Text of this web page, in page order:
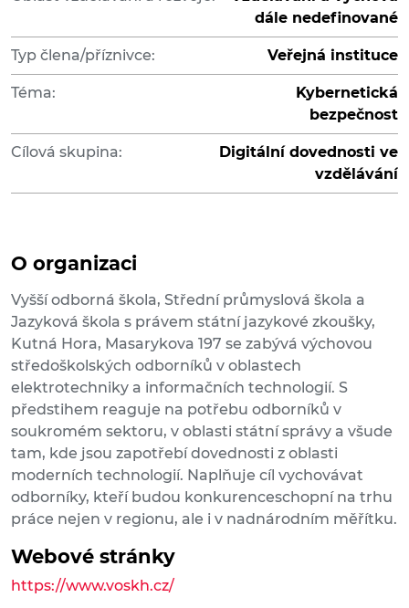
dále nedefinované
Typ člena/příznivce: Veřejná instituce
Téma:
Kybernetická
bezpečnost
Cílová skupina:
Digitální dovednosti ve
vzdělávání
O organizaci
Vyšší odborná škola, Střední průmyslová škola a
Jazyková škola s právem státní jazykové zkoušky,
Kutná Hora, Masarykova 197 se zabývá výchovou
středoškolských odborníků v oblastech
elektrotechniky a informačních technologií. S
předstihem reaguje na potřebu odborníků v
soukromém sektoru, v oblasti státní správy a všude
tam, kde jsou zapotřebí dovednosti z oblasti
moderních technologií. Naplňuje cíl vychovávat
odborníky, kteří budou konkurenceschopní na trhu
práce nejen v regionu, ale i v nadnárodním měřítku.
Webové stránky
https://www.voskh.cz/